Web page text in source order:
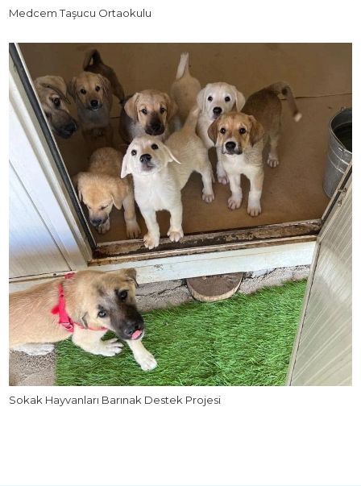
Medcem Taşucu Ortaokulu
Sokak Hayvanları Barınak Destek Projesi